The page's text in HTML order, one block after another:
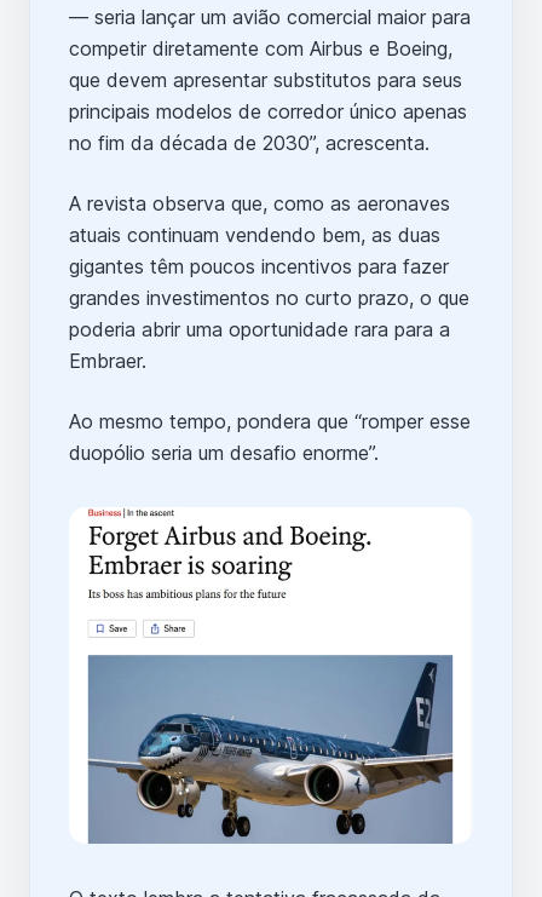
— seria lançar um avião comercial maior para
competir diretamente com Airbus e Boeing,
que devem apresentar substitutos para seus
principais modelos de corredor único apenas
no fim da década de 2030”, acrescenta.
A revista observa que, como as aeronaves
atuais continuam vendendo bem, as duas
gigantes têm poucos incentivos para fazer
grandes investimentos no curto prazo, o que
poderia abrir uma oportunidade rara para a
Embraer.
Ao mesmo tempo, pondera que “romper esse
duopólio seria um desafio enorme”.